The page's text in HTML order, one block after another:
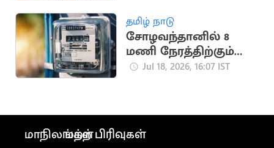
தமிழ் நாடு
சோழவந்தானில் 8
மணி நேரத்திற்கும்
மேலாக மின்தடை..
Jul 18, 2026, 16:07 IST
மாநிலங்கள்மற்ற பிரிவுகள்